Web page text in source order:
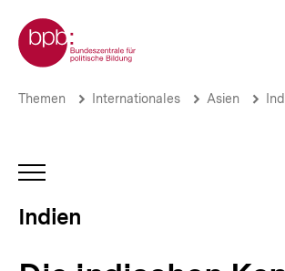
zum
Seiteninhalt
springen
Zur Startseite der bpb
Die
Indien
bpb.de
Brotkrümelnavigation
Pfadnavigation
Themen Internationales Asien
INHALTSNAVIGATION
Indien